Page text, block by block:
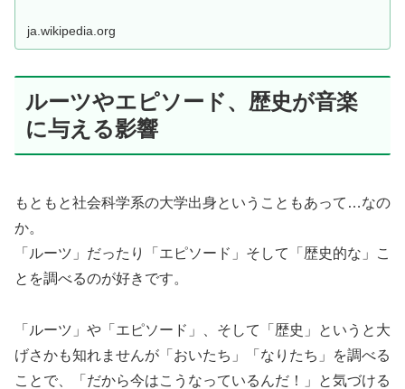
ja.wikipedia.org
ルーツやエピソード、歴史が音楽
に与える影響
もともと社会科学系の大学出身ということもあって…なの
か。
「ルーツ」だったり「エピソード」そして「歴史的な」こ
とを調べるのが好きです。
「ルーツ」や「エピソード」、そして「歴史」というと大
げさかも知れませんが「おいたち」「なりたち」を調べる
ことで、「だから今はこうなっているんだ！」と気づける